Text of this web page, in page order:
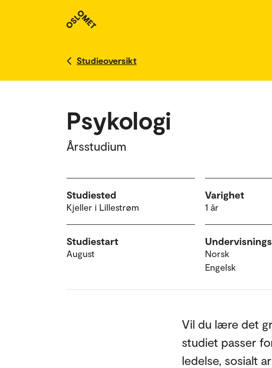
Studieoversikt
Psykologi
Årsstudium
Studiested
Kjeller i Lillestrøm
Varighet
1 år
Studiestart
August
Norsk
Engelsk
Vil du lære det
studiet passer
ledelse, sosialt